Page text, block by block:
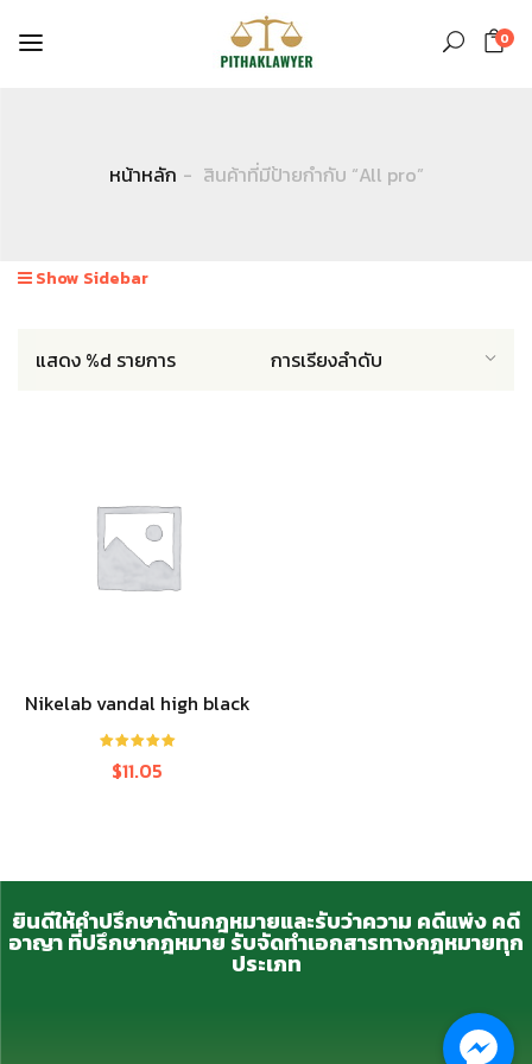
0
หน้าหลัก สินค้าที่มีป้ายกำกับ “All pro”
Show Sidebar
แสดง %d รายการ
Nikelab vandal high black
5.00
ตั้งแต่ 1-
$11.05
ยินดีให้คำปรึกษาด้านกฎหมายและรับว่าความ คดีแพ่ง คดี
อาญา ที่ปรึกษากฎหมาย รับจัดทำเอกสารทางกฎหมายทุก
ประเภท